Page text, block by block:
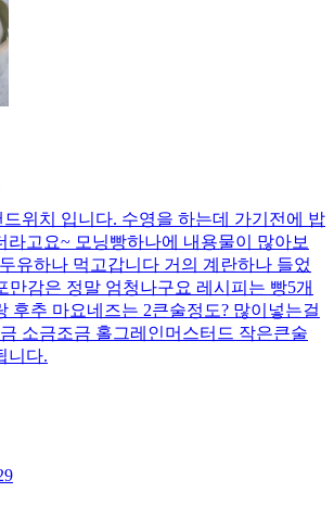
위치 입니다. 수영을 하는데 가기전에 밥
라고요~ 모닝빵하나에 내용물이 많아보
유하나 먹고갑니다 거의 계란하나 들었
만감은 정말 엄청나구요 레시피는 빵5개
후추 마요네즈는 2큰술정도? 많이넣는걸
소금조금 홀그레인머스터드 작은큰술
니다.